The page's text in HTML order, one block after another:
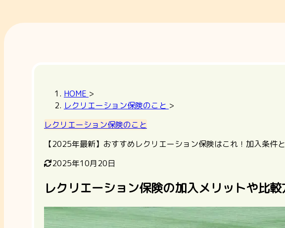
HOME >
レクリエーション保険のこと >
レクリエーション保険のこと
【2025年最新】おすすめレクリエーション保険はこれ！加入条件
2025年10月20日
レクリエーション保険の加入メリットや比